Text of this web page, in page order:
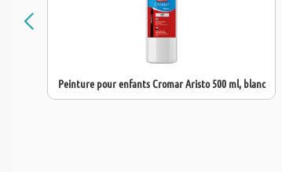
Peinture pour enfants Cromar Aristo 500 ml, blanc